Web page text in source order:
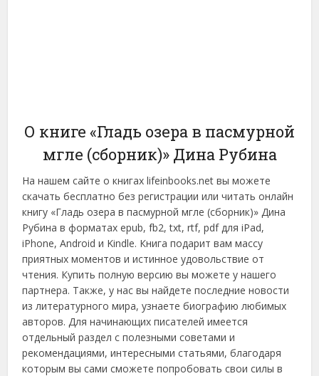
О книге «Гладь озера в пасмурной
мгле (сборник)» Дина Рубина
На нашем сайте о книгах lifeinbooks.net вы можете
скачать бесплатно без регистрации или читать онлайн
книгу «Гладь озера в пасмурной мгле (сборник)» Дина
Рубина в форматах epub, fb2, txt, rtf, pdf для iPad,
iPhone, Android и Kindle. Книга подарит вам массу
приятных моментов и истинное удовольствие от
чтения. Купить полную версию вы можете у нашего
партнера. Также, у нас вы найдете последние новости
из литературного мира, узнаете биографию любимых
авторов. Для начинающих писателей имеется
отдельный раздел с полезными советами и
рекомендациями, интересными статьями, благодаря
которым вы сами сможете попробовать свои силы в